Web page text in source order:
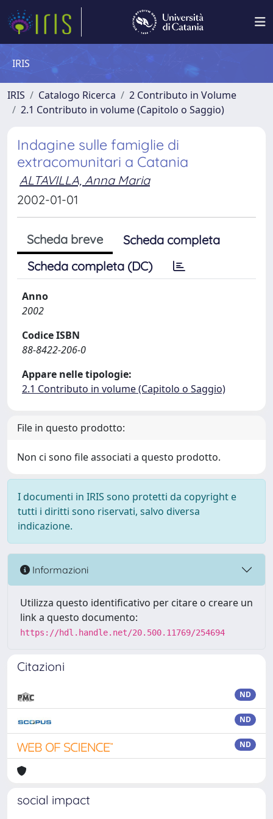
IRIS
IRIS Catalogo Ricerca
2 Contributo in Volume
2.1 Contributo in volume (Capitolo o Saggio)
Indagine sulle famiglie di
extracomunitari a Catania
ALTAVILLA, Anna Maria
2002-01-01
Scheda breve
Scheda completa
Scheda completa (DC)
Anno
2002
Codice ISBN
88-8422-206-0
Appare nelle tipologie:
2.1 Contributo in volume (Capitolo o Saggio)
File in questo prodotto:
Non ci sono file associati a questo prodotto.
I documenti in IRIS sono protetti da copyright e
tutti i diritti sono riservati, salvo diversa
indicazione.
Informazioni
Utilizza questo identificativo per citare o creare un
link a questo documento:
https://hdl.handle.net/20.500.11769/254694
Citazioni
ND
ND
ND
social impact